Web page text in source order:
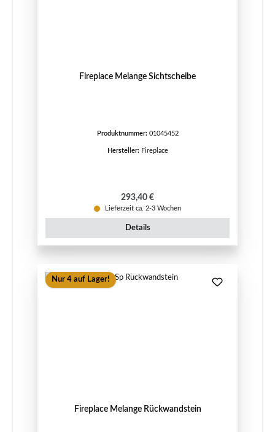
Fireplace Melange Sichtscheibe
Produktnummer: 01045452
Hersteller: Fireplace
Regulärer Preis:
293,40 €
Lieferzeit ca. 2-3 Wochen
Details
Nur 4 auf Lager!
Fireplace Melange Rückwandstein